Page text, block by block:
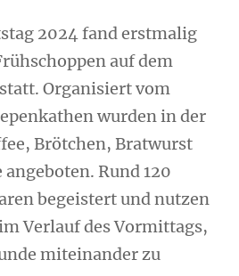
2024 fand erstmalig
auf dem
Organisiert vom
wurden in der
Brötchen, Bratwurst
Rund 120
begeistert und nutzen
Verlauf des Vormittags,
miteinander zu